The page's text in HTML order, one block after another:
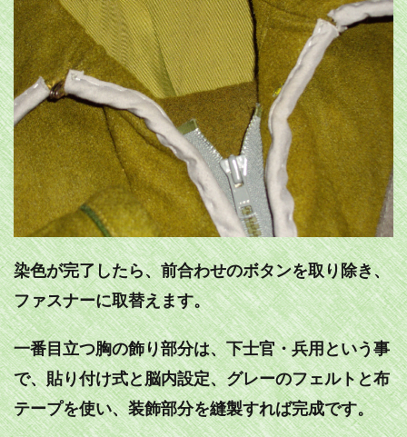
染色が完了したら、前合わせのボタンを取り除き、
ファスナーに取替えます。
一番目立つ胸の飾り部分は、下士官・兵用という事
で、貼り付け式と脳内設定、グレーのフェルトと布
テープを使い、装飾部分を縫製すれば完成です。